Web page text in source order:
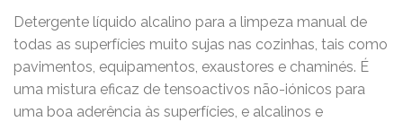
Detergente líquido alcalino para a limpeza manual de
todas as superfícies muito sujas nas cozinhas, tais como
pavimentos, equipamentos, exaustores e chaminés. É
uma mistura eficaz de tensoactivos não-iónicos para
uma boa aderência às superfícies, e alcalinos e